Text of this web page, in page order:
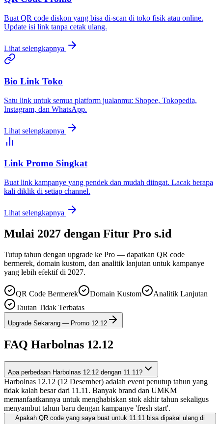
Buat QR code diskon yang bisa di-scan di toko fisik atau online.
Update isi link tanpa cetak ulang.
Lihat selengkapnya
Bio Link Toko
Satu link untuk semua platform jualanmu: Shopee, Tokopedia,
Instagram, dan WhatsApp.
Lihat selengkapnya
Link Promo Singkat
Buat link kampanye yang pendek dan mudah diingat. Lacak berapa
kali diklik di setiap channel.
Lihat selengkapnya
Mulai 2027 dengan Fitur Pro s.id
Tutup tahun dengan upgrade ke Pro — dapatkan QR code
bermerek, domain kustom, dan analitik lanjutan untuk kampanye
yang lebih efektif di 2027.
QR Code Bermerek Domain Kustom
Analitik Lanjutan
Tautan Tidak Terbatas
Upgrade Sekarang — Promo 12.12
FAQ Harbolnas 12.12
Apa perbedaan Harbolnas 12.12 dengan 11.11?
Harbolnas 12.12 (12 Desember) adalah event penutup tahun yang
tidak kalah besar dari 11.11. Banyak brand dan UMKM
memanfaatkannya untuk menghabiskan stok akhir tahun sekaligus
menyambut tahun baru dengan kampanye 'fresh start'.
Apakah QR code yang saya buat untuk 11.11 bisa dipakai ulang di